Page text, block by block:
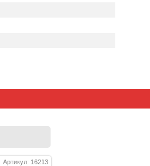
Артикул: 16213